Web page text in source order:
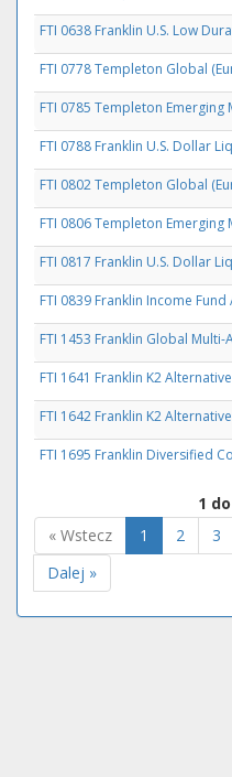
FTI 0638 Franklin U.S. Low
FTI 0778 Templeton Global
FTI 0785 Templeton Emerging
FTI 0788 Franklin U.S. Dollar
FTI 0802 Templeton Global
FTI 0806 Templeton Emerging
FTI 0817 Franklin U.S. Dollar
FTI 0839 Franklin Income Fund
FTI 1453 Franklin Global Multi-
FTI 1641 Franklin K2
FTI 1642 Franklin K2
FTI 1695 Franklin Diversified
1
« Wstecz
1 2 3
Dalej »